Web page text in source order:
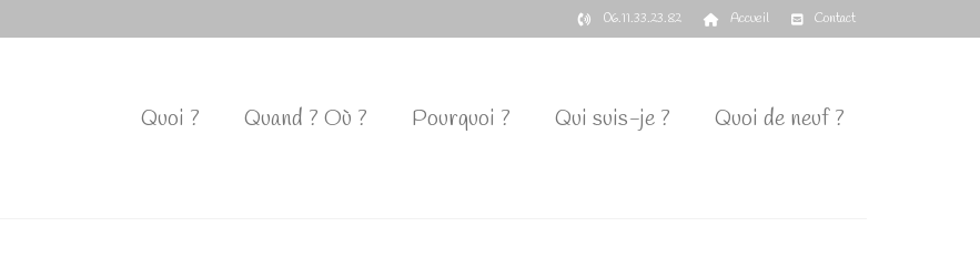
06.11.33.23.82 Accueil Contact
Quoi ? Quand ? Où ? Pourquoi ? Qui suis-je ? Quoi de neuf ?